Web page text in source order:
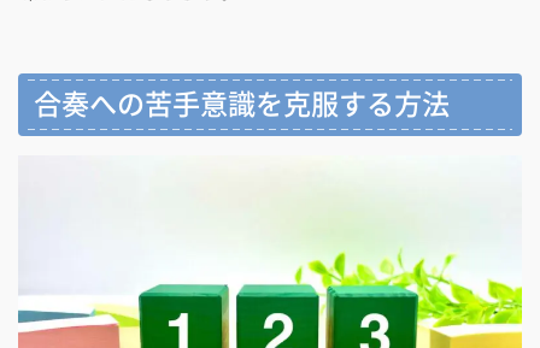
合奏への苦手意識を克服する方法